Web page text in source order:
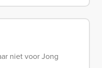
niet voor Jong